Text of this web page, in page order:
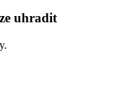
uhradit